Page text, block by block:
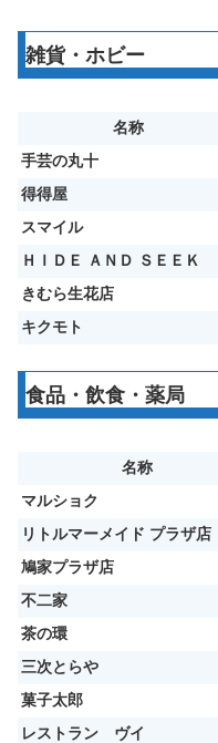
雑貨・ホビー
名称
手芸の丸十
得得屋
スマイル
ＨＩＤＥ ＡＮＤ ＳＥＥＫ
きむら生花店
キクモト
食品・飲食・薬局
名称
マルショク
リトルマーメイド プラザ店
鳩家プラザ店
不二家
茶の環
三次とらや
菓子太郎
レストラン ヴイ